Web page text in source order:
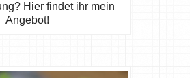
Hier findet ihr mein
Angebot!